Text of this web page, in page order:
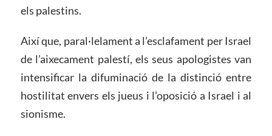
els palestins.
Així que, paral·lelament a l’esclafament per Israel
de l’aixecament palestí, els seus apologistes van
intensificar la difuminació de la distinció entre
hostilitat envers els jueus i l’oposició a Israel i al
sionisme.